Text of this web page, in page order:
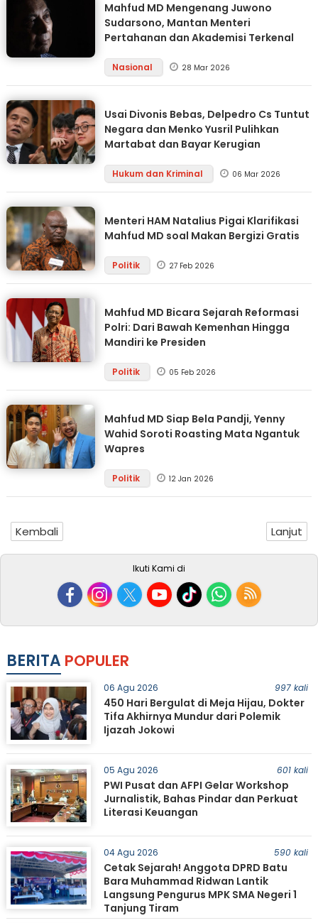
Mahfud MD Mengenang Juwono
Sudarsono, Mantan Menteri
Pertahanan dan Akademisi Terkenal
Nasional 28 Mar 2026
Usai Divonis Bebas, Delpedro Cs Tuntut
Negara dan Menko Yusril Pulihkan
Martabat dan Bayar Kerugian
Hukum dan Kriminal 06 Mar 2026
Menteri HAM Natalius Pigai Klarifikasi
Mahfud MD soal Makan Bergizi Gratis
Politik 27 Feb 2026
Mahfud MD Bicara Sejarah Reformasi
Polri: Dari Bawah Kemenhan Hingga
Mandiri ke Presiden
Politik 05 Feb 2026
Mahfud MD Siap Bela Pandji, Yenny
Wahid Soroti Roasting Mata Ngantuk
Wapres
Politik 12 Jan 2026
Kembali Lanjut
Ikuti Kami di
BERITA POPULER
06 Agu 2026 997 kali
450 Hari Bergulat di Meja Hijau, Dokter
Tifa Akhirnya Mundur dari Polemik
Ijazah Jokowi
05 Agu 2026 601 kali
PWI Pusat dan AFPI Gelar Workshop
Jurnalistik, Bahas Pindar dan Perkuat
Literasi Keuangan
04 Agu 2026 590 kali
Cetak Sejarah! Anggota DPRD Batu
Bara Muhammad Ridwan Lantik
Langsung Pengurus MPK SMA Negeri 1
Tanjung Tiram